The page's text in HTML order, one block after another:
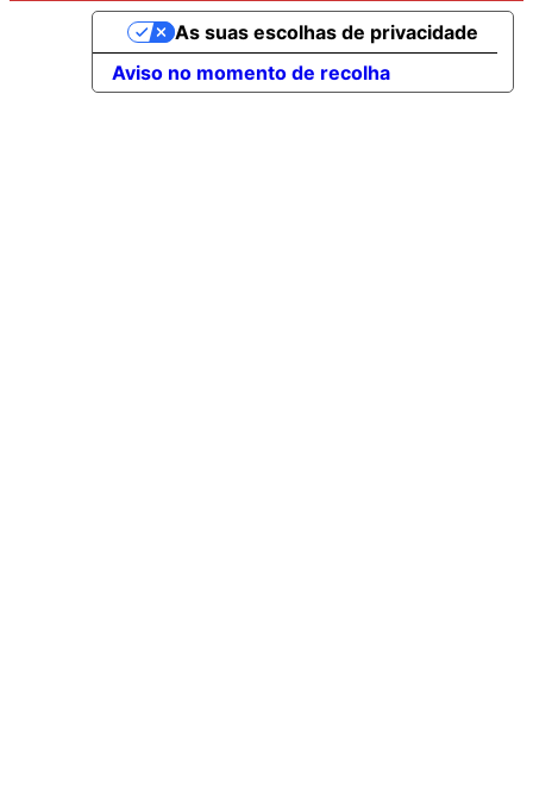
Aviso no momento de recolha
As suas escolhas de privacidade